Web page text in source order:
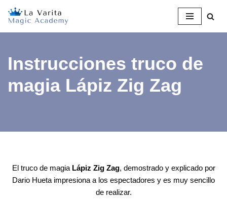
Saltar
Instrucciones truco de
magia Lápiz Zig Zag
El truco de magia Lápiz Zig Zag, demostrado y explicado por
Dario Hueta impresiona a los espectadores y es muy sencillo
de realizar.